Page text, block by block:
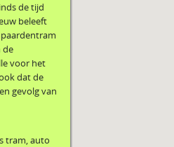
de tijd
beleeft
de
voor het
dat de
gevolg van
tram, auto